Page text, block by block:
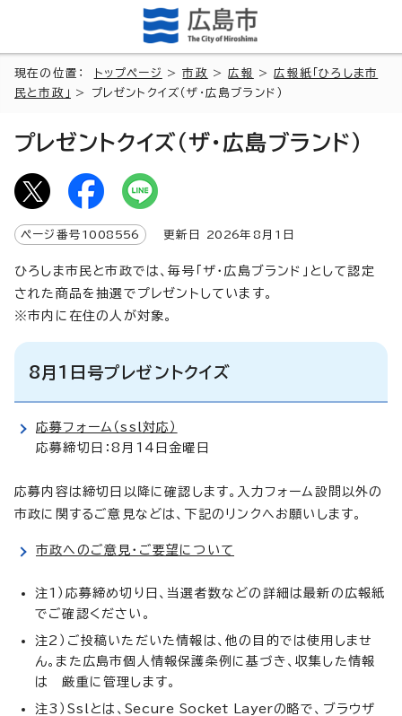
現在の位置： トップページ >市政 >広報 >広報紙「ひろしま市
民と市政」
> プレゼントクイズ（ザ・広島ブランド）
プレゼントクイズ（ザ・広島ブランド）
ページ番号 1008556 更新日 2026年8月1日
ひろしま市民と市政では、毎号「ザ・広島ブランド」として認定
された商品を抽選でプレゼントしています。
※市内に在住の人が対象。
8月1日号プレゼントクイズ
応募フォーム（ssl対応）
応募締切日：8月14日金曜日
応募内容は締切日以降に確認します。入力フォーム設問以外の
市政に関するご意見などは、下記のリンクへお願いします。
市政へのご意見・ご要望について
注1）応募締め切り日、当選者数などの詳細は最新の広報紙
でご確認ください。
注2）ご投稿いただいた情報は、他の目的では使用しませ
ん。また広島市個人情報保護条例に基づき、収集した情報
は 厳重に管理します。
注3）Sslとは、 Secure Socket Layerの略で、ブラウザ